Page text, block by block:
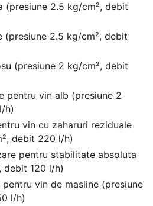
(presiune 2.5 kg/cm², debit
(presiune 2.5 kg/cm², debit
(presiune 2 kg/cm², debit
pentru vin alb (presiune 2
h)
vin cu zaharuri reziduale
debit 220 l/h)
pentru stabilitate absoluta
debit 120 l/h)
vin de masline (presiune
l/h)